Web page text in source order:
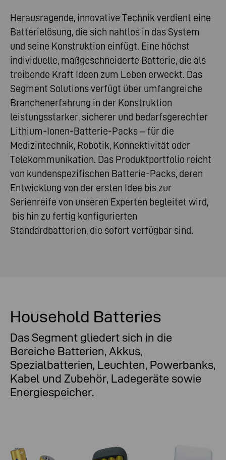
Herausragende, innovative Technik verdient eine
Batterielösung, die sich nahtlos in das System
und seine Konstruktion einfügt. Eine höchst
individuelle, maßgeschneiderte Batterie, die als
treibende Kraft Ideen zum Leben erweckt. Das
Segment Solutions verfügt über umfangreiche
Branchenerfahrung in der Konstruktion
leistungsstarker, sicherer und bedarfsgerechter
Lithium-Ionen-Batterie-Packs – für die
Medizintechnik, Robotik, Konnektivität oder
Telekommunikation. Das Produktportfolio reicht
von kundenspezifischen Batterie-Packs, deren
Entwicklung von der ersten Idee bis zur
Serienreife von unseren Experten begleitet wird,
bis hin zu fertig konfigurierten
Standardbatterien, die sofort verfügbar sind.
Household Batteries
Das Segment gliedert sich in die
Bereiche Batterien, Akkus,
Spezialbatterien, Leuchten, Powerbanks,
Kabel und Zubehör, Ladegeräte sowie
Energiespeicher.